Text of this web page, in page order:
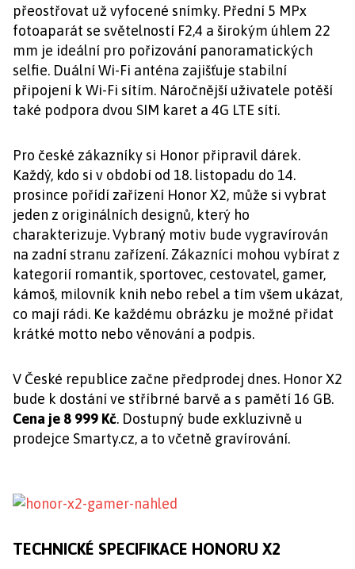
přeostřovat už vyfocené snímky. Přední 5 MPx
fotoaparát se světelností F2,4 a širokým úhlem 22
mm je ideální pro pořizování panoramatických
selfie. Duální Wi-Fi anténa zajišťuje stabilní
připojení k Wi-Fi sítím. Náročnější uživatele potěší
také podpora dvou SIM karet a 4G LTE sítí.
Pro české zákazníky si Honor připravil dárek.
Každý, kdo si v období od 18. listopadu do 14.
prosince pořídí zařízení Honor X2, může si vybrat
jeden z originálních designů, který ho
charakterizuje. Vybraný motiv bude vygravírován
na zadní stranu zařízení. Zákazníci mohou vybírat z
kategorií romantik, sportovec, cestovatel, gamer,
kámoš, milovník knih nebo rebel a tím všem ukázat,
co mají rádi. Ke každému obrázku je možné přidat
krátké motto nebo věnování a podpis.
V České republice začne předprodej dnes. Honor X2
bude k dostání ve stříbrné barvě a s pamětí 16 GB.
Cena je 8 999 Kč. Dostupný bude exkluzivně u
prodejce Smarty.cz, a to včetně gravírování.
TECHNICKÉ SPECIFIKACE HONORU X2